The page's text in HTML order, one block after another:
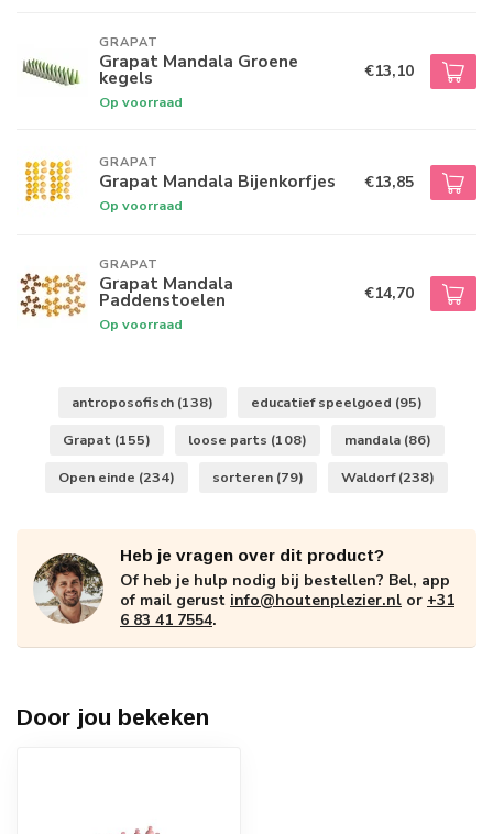
GRAPAT
Grapat Mandala Groene
kegels
Op voorraad
€13,10
GRAPAT
Grapat Mandala Bijenkorfjes
Op voorraad
€13,85
GRAPAT
Grapat Mandala
Paddenstoelen
Op voorraad
€14,70
antroposofisch (138) educatief speelgoed (95)
Grapat (155) loose parts (108) mandala (86)
Open einde (234) sorteren (79) Waldorf(238)
Heb je vragen over dit product?
Of heb je hulp nodig bij bestellen? Bel, app
of mail gerust info@houtenplezier.nl or +31
6 83 41 7554.
Door jou bekeken